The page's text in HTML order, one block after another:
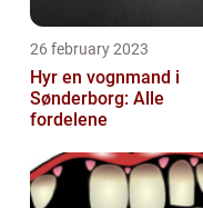
26 february 2023
Hyr en vognmand i
Sønderborg: Alle
fordelene